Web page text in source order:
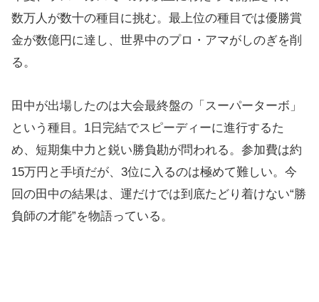
数万人が数十の種目に挑む。最上位の種目では優勝賞
金が数億円に達し、世界中のプロ・アマがしのぎを削
る。
田中が出場したのは大会最終盤の「スーパーターボ」
という種目。1日完結でスピーディーに進行するた
め、短期集中力と鋭い勝負勘が問われる。参加費は約
15万円と手頃だが、3位に入るのは極めて難しい。今
回の田中の結果は、運だけでは到底たどり着けない“勝
負師の才能”を物語っている。